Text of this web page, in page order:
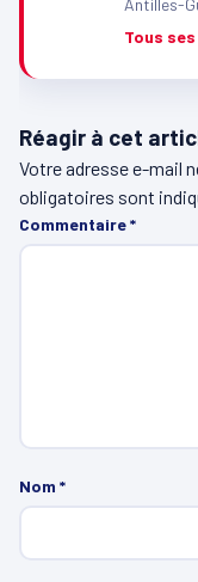
Antilles-
Tous
Réagir à cet
Votre adresse e-mail
obligatoires sont
Commentaire*
Nom *